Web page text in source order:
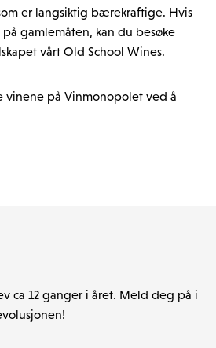
er langsiktig bærekraftige. Hvis
gamlemåten, kan du besøke
vårt Old School Wines.
vinene på Vinmonopolet ved å
ca 12 ganger i året. Meld deg på i